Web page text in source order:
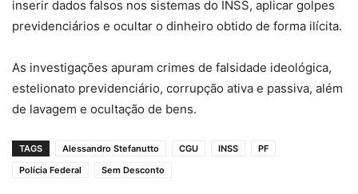
inserir dados falsos nos sistemas do INSS, aplicar golpes
previdenciários e ocultar o dinheiro obtido de forma ilícita.
As investigações apuram crimes de falsidade ideológica,
estelionato previdenciário, corrupção ativa e passiva, além
de lavagem e ocultação de bens.
TAGS Alessandro Stefanutto CGU INSS
PF
Polícia Federal
Sem Desconto